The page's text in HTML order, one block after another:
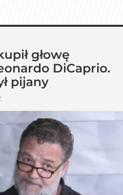
głowę
DiCaprio.
pijany